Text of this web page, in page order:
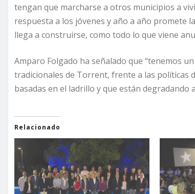
tengan que marcharse a otros municipios a
respuesta a los jóvenes y año a año promete
llega a construirse, como todo lo que viene
Amparo Folgado ha señalado que “tenemos
tradicionales de Torrent, frente a las políticas
basadas en el ladrillo y que están
Relacionado